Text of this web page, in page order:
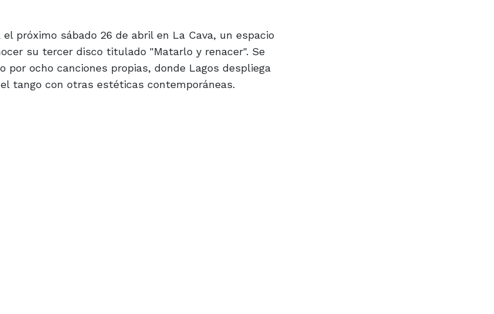
próximo sábado 26 de abril en La Cava, un espacio
su tercer disco titulado "Matarlo y renacer". Se
ocho canciones propias, donde Lagos despliega
tango con otras estéticas contemporáneas.